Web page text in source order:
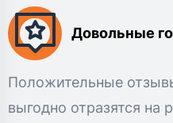
Довольные
Положительные
выгодно отразятся на